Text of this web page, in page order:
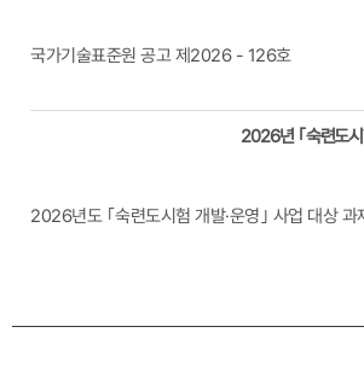
국가기술표준원 공고 제2026 - 126호
2026년 ｢숙련도
2026년도 ｢숙련도시험 개발·운영｣ 사업 대상